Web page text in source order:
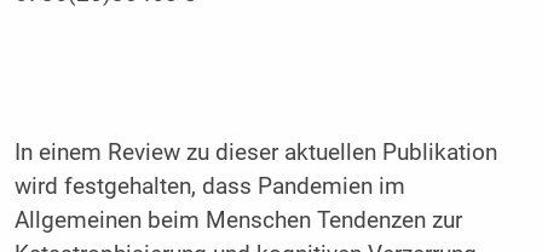
In einem Review zu dieser aktuellen Publikation
wird festgehalten, dass Pandemien im
Allgemeinen beim Menschen Tendenzen zur